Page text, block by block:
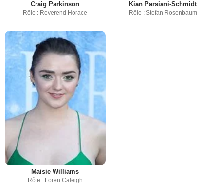
Craig Parkinson
Rôle : Reverend Horace
Kian Parsiani-Schmidt
Rôle : Stefan Rosenbaum
Maisie Williams
Rôle : Loren Caleigh